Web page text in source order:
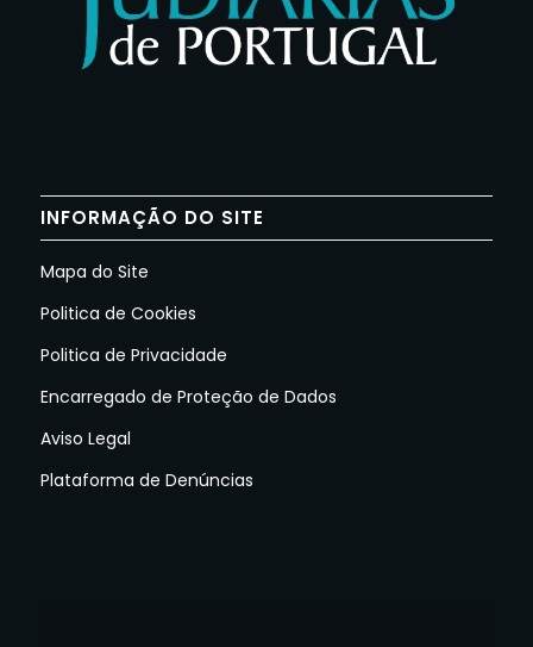
INFORMAÇÃO DO SITE
Mapa do Site
Politica de Cookies
Politica de Privacidade
Encarregado de Proteção de Dados
Aviso Legal
Plataforma de Denúncias